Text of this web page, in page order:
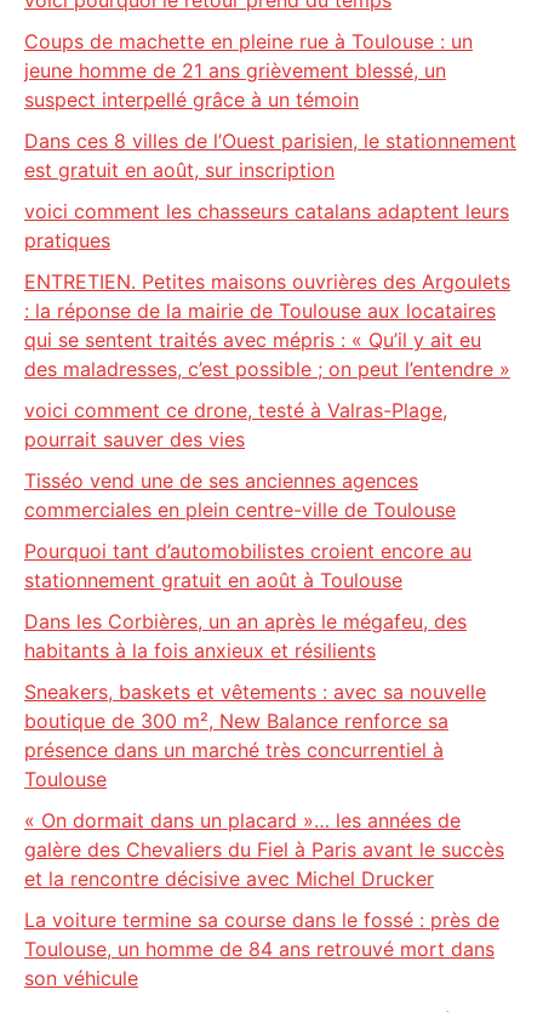
Coups de machette en pleine rue à Toulouse : un
jeune homme de 21 ans grièvement blessé, un
suspect interpellé grâce à un témoin
Dans ces 8 villes de l’Ouest parisien, le stationnement
est gratuit en août, sur inscription
voici comment les chasseurs catalans adaptent leurs
pratiques
ENTRETIEN. Petites maisons ouvrières des Argoulets
: la réponse de la mairie de Toulouse aux locataires
qui se sentent traités avec mépris : « Qu’il y ait eu
des maladresses, c’est possible ; on peut l’entendre »
voici comment ce drone, testé à Valras-Plage,
pourrait sauver des vies
Tisséo vend une de ses anciennes agences
commerciales en plein centre-ville de Toulouse
Pourquoi tant d’automobilistes croient encore au
stationnement gratuit en août à Toulouse
Dans les Corbières, un an après le mégafeu, des
habitants à la fois anxieux et résilients
Sneakers, baskets et vêtements : avec sa nouvelle
boutique de 300 m², New Balance renforce sa
présence dans un marché très concurrentiel à
Toulouse
« On dormait dans un placard »… les années de
galère des Chevaliers du Fiel à Paris avant le succès
et la rencontre décisive avec Michel Drucker
La voiture termine sa course dans le fossé : près de
Toulouse, un homme de 84 ans retrouvé mort dans
son véhicule